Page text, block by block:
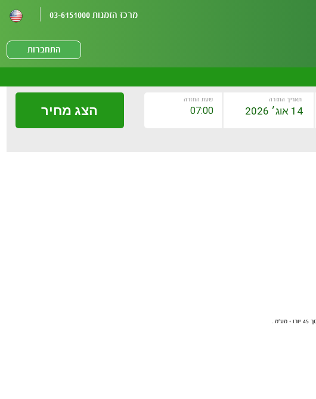
מרכז הזמנות 03-6151000
התחברות
תאריך החזרה שעת החזרה
הצג מחיר